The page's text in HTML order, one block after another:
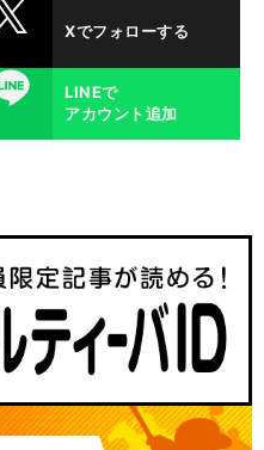
Xでフォローする
LINEで
アカウント追加